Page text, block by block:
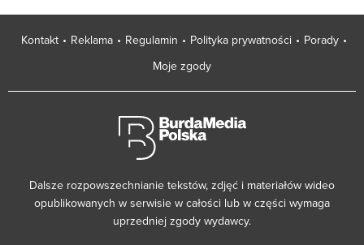
Kontakt Reklama Regulamin Polityka prywatności
Porady
Moje zgody
Dalsze rozpowszechnianie tekstów, zdjęć i materiałów wideo
opublikowanych w serwisie w całości lub w części wymaga
uprzedniej zgody wydawcy.